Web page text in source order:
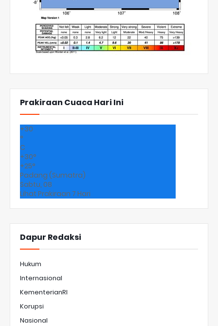
Prakiraan Cuaca Hari Ini
+30
°
C
+30°
+25°
Padang (Sumatra)
Sabtu, 08
Lihat Prakiraan 7 Hari
Dapur Redaksi
Hukum
Internasional
KementerianRI
Korupsi
Nasional